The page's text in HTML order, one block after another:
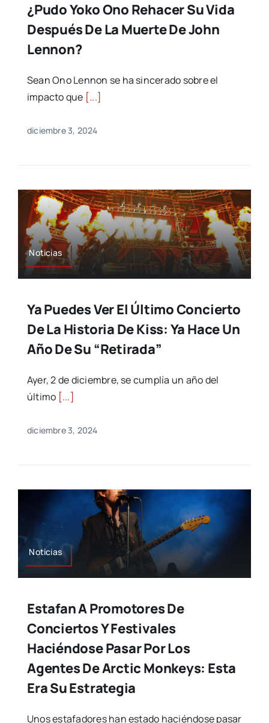
¿Pudo Yoko Ono Rehacer Su Vida
Después De La Muerte De John
Lennon?
Sean Ono Lennon se ha sincerado sobre el
impacto que [...]
diciembre 3, 2024
Noticias
Ya Puedes Ver El Último Concierto
De La Historia De Kiss: Ya Hace Un
Año De Su “retirada”
Ayer, 2 de diciembre, se cumplía un año del
último [...]
diciembre 3, 2024
Noticias
Estafan A Promotores De
Conciertos Y Festivales
Haciéndose Pasar Por Los
Agentes De Arctic Monkeys: Esta
Era Su Estrategia
Unos estafadores han estado haciéndose pasar